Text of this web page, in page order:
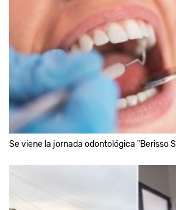
Se viene la jornada odontológica "Berisso